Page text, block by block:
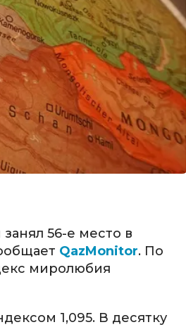
занял 56-е место в
QazMonitor. По
миролюбия
1,095. В десятку